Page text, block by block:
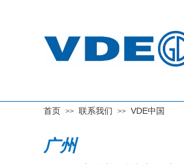
首页 >> 联系我们 >> VDE中国
广州